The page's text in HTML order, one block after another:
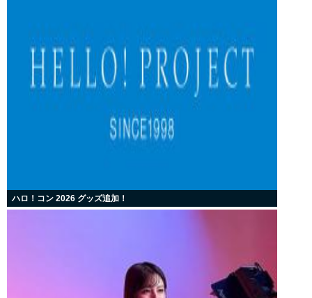
ハロ！コン 2026 グッズ追加！